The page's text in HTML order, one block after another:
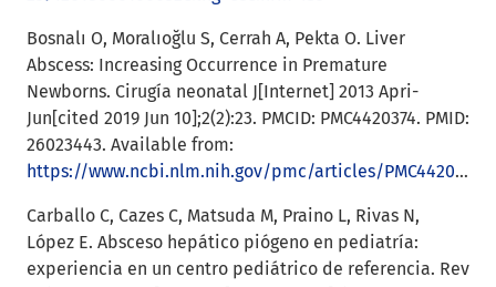
Bosnalı O, Moralıoğlu S, Cerrah A, Pekta O. Liver
Abscess: Increasing Occurrence in Premature
Newborns. Cirugía neonatal J[Internet] 2013 Apri-
Jun[cited 2019 Jun 10];2(2):23. PMCID: PMC4420374. PMID:
26023443. Available from:
https://www.ncbi.nlm.nih.gov/pmc/articles/PMC4420374/
Carballo C, Cazes C, Matsuda M, Praino L, Rivas N,
López E. Absceso hepático piógeno en pediatría:
experiencia en un centro pediátrico de referencia. Rev